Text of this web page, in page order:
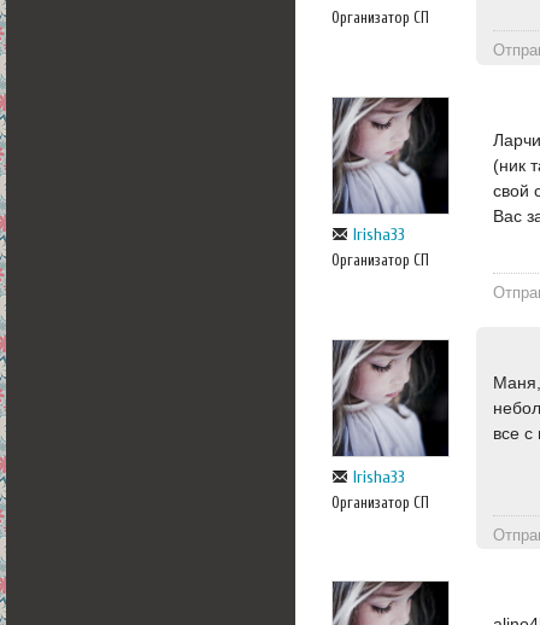
Организатор СП
Irisha33
Организатор СП
(ник
свой
Вас
Irisha33
Организатор СП
все с